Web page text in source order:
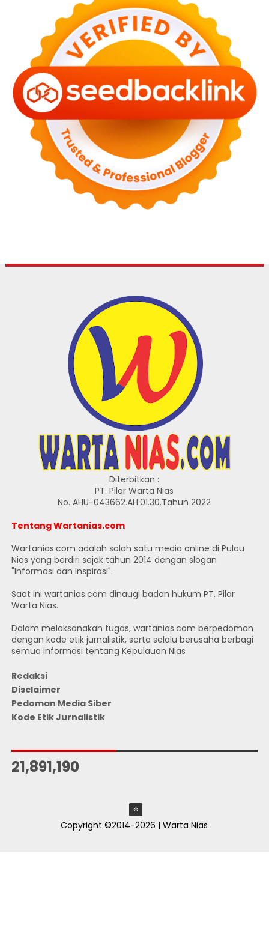
Diterbitkan :
PT. Pilar Warta Nias
No. AHU-043662.AH.01.30.Tahun 2022
Tentang Wartanias.com
Wartanias.com adalah salah satu media online di Pulau
Nias yang berdiri sejak tahun 2014 dengan slogan
"Informasi dan Inspirasi".
Saat ini wartanias.com dinaugi badan hukum PT. Pilar
Warta Nias.
Dalam melaksanakan tugas, wartanias.com berpedoman
dengan kode etik jurnalistik, serta selalu berusaha berbagi
semua informasi tentang Kepulauan Nias
Redaksi
Disclaimer
Pedoman Media Siber
Kode Etik Jurnalistik
21,891,190
Copyright ©2014-2026 | Warta Nias